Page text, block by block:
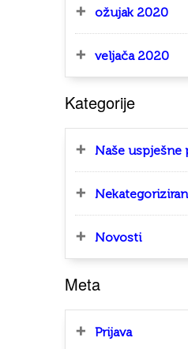
ožujak 2020
veljača 2020
Kategorije
Naše uspješne
Novosti
Meta
Prijava